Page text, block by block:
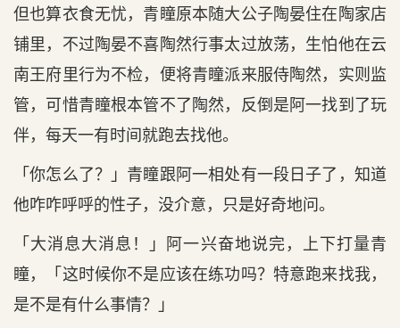
但也算衣食无忧，青瞳原本随大公子陶晏住在陶家店
铺里，不过陶晏不喜陶然行事太过放荡，生怕他在云
南王府里行为不检，便将青瞳派来服侍陶然，实则监
管，可惜青瞳根本管不了陶然，反倒是阿一找到了玩
伴，每天一有时间就跑去找他。
「你怎么了？」青瞳跟阿一相处有一段日子了，知道
他咋咋呼呼的性子，没介意，只是好奇地问。
「大消息大消息！」阿一兴奋地说完，上下打量青
瞳，「这时候你不是应该在练功吗？特意跑来找我，
是不是有什么事情？」